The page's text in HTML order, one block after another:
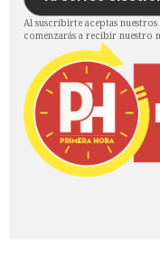
Al suscribirte aceptas nuestros
comenzarás a recibir nuestro